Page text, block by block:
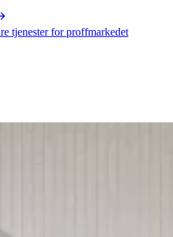
tjenester for proffmarkedet